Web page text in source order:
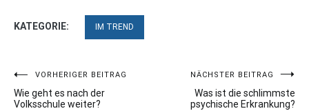
KATEGORIE: IM TREND
Beitragsnavigation
VORHERIGER BEITRAG
Wie geht es nach der
Volksschule weiter?
NÄCHSTER BEITRAG
Was ist die schlimmste
psychische Erkrankung?